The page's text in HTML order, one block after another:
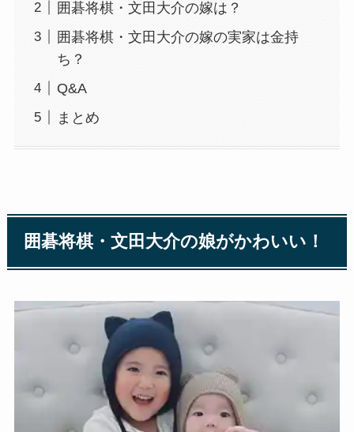
囲碁将棋・文田大介の嫁は？
囲碁将棋・文田大介の嫁の実家は金持
ち？
Q&A
まとめ
囲碁将棋・文田大介の娘がかわいい！